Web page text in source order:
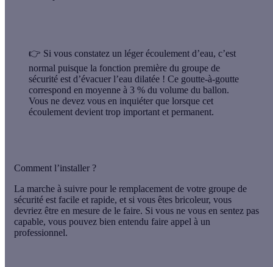
👉 Si vous constatez un léger écoulement d’eau, c’est
normal puisque la fonction première du groupe de
sécurité est d’évacuer l’eau dilatée ! Ce goutte-à-goutte
correspond en moyenne à 3 % du volume du ballon.
Vous ne devez vous en inquiéter que lorsque cet
écoulement devient trop important et permanent.
Comment l’installer ?
La marche à suivre pour le remplacement de votre groupe de
sécurité est facile et rapide, et si vous êtes bricoleur, vous
devriez être en mesure de le faire. Si vous ne vous en sentez pas
capable, vous pouvez bien entendu faire appel à un
professionnel.